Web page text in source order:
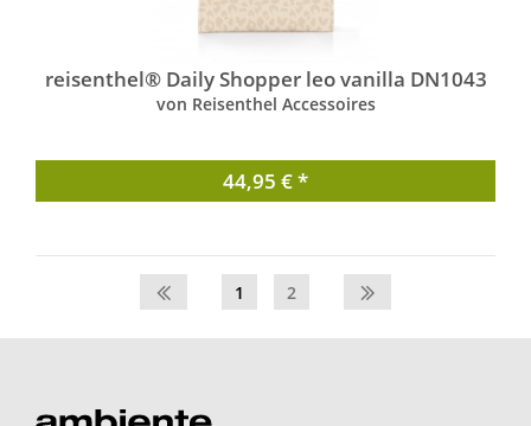
reisenthel® Daily Shopper leo vanilla DN1043
von Reisenthel Accessoires
44,95 € *
1 2